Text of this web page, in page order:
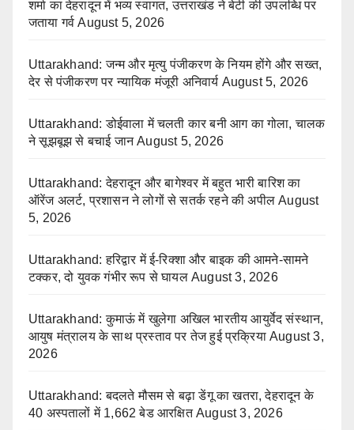
शर्मा का देहरादून में भव्य स्वागत, उत्तराखंड ने बेटी की उपलब्धि पर
जताया गर्व August 5, 2026
Uttarakhand: जन्म और मृत्यु पंजीकरण के नियम होंगे और सख्त,
देर से पंजीकरण पर न्यायिक मंजूरी अनिवार्य August 5, 2026
Uttarakhand: डोईवाला में चलती कार बनी आग का गोला, चालक
ने सूझबूझ से बचाई जान August 5, 2026
Uttarakhand: देहरादून और बागेश्वर में बहुत भारी बारिश का
ऑरेंज अलर्ट, प्रशासन ने लोगों से सतर्क रहने की अपील August
5, 2026
Uttarakhand: हरिद्वार में ई-रिक्शा और बाइक की आमने-सामने
टक्कर, दो युवक गंभीर रूप से घायल August 3, 2026
Uttarakhand: कुमाऊं में खुलेगा अखिल भारतीय आयुर्वेद संस्थान,
आयुष मंत्रालय के साथ प्रस्ताव पर तेज हुई प्रक्रिया August 3,
2026
Uttarakhand: बदलते मौसम से बढ़ा डेंगू का खतरा, देहरादून के
40 अस्पतालों में 1,662 बेड आरक्षित August 3, 2026